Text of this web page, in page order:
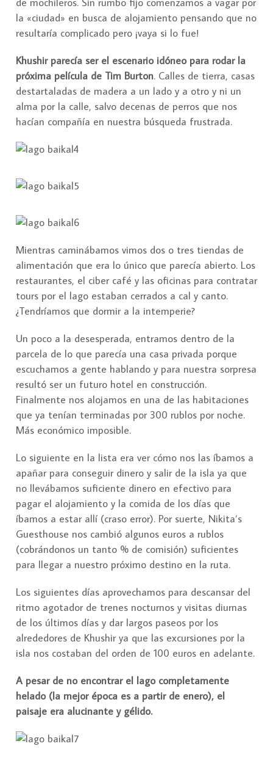
la «ciudad» en busca de alojamiento pensando que no
resultaría complicado pero ¡vaya si lo fue!
Khushir parecía ser el escenario idóneo para rodar la
próxima película de Tim Burton. Calles de tierra, casas
destartaladas de madera a un lado y a otro y ni un
alma por la calle, salvo decenas de perros que nos
hacían compañía en nuestra búsqueda frustrada.
Mientras caminábamos vimos dos o tres tiendas de
alimentación que era lo único que parecía abierto. Los
restaurantes, el ciber café y las oficinas para contratar
tours por el lago estaban cerrados a cal y canto.
¿Tendríamos que dormir a la intemperie?
Un poco a la desesperada, entramos dentro de la
parcela de lo que parecía una casa privada porque
escuchamos a gente hablando y para nuestra sorpresa
resultó ser un futuro hotel en construcción.
Finalmente nos alojamos en una de las habitaciones
que ya tenían terminadas por 300 rublos por noche.
Más económico imposible.
Lo siguiente en la lista era ver cómo nos las íbamos a
apañar para conseguir dinero y salir de la isla ya que
no llevábamos suficiente dinero en efectivo para
pagar el alojamiento y la comida de los días que
íbamos a estar allí (craso error). Por suerte, Nikita’s
Guesthouse nos cambió algunos euros a rublos
(cobrándonos un tanto % de comisión) suficientes
para llegar a nuestro próximo destino en la ruta.
Los siguientes días aprovechamos para descansar del
ritmo agotador de trenes nocturnos y visitas diurnas
de los últimos días y dar largos paseos por los
alrededores de Khushir ya que las excursiones por la
isla nos costaban del orden de 100 euros en adelante.
A pesar de no encontrar el lago completamente
helado (la mejor época es a partir de enero), el
paisaje era alucinante y gélido.